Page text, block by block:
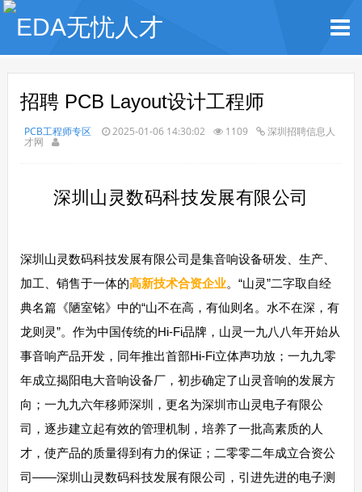
招聘 PCB Layout设计工程师
PCB工程师专区 2025-01-06 14:30:02 1109 深圳招聘信息人
才网
深圳山灵数码科技发展有限公司
深圳山灵数码科技发展有限公司是集音响设备研发、生产、
加工、销售于一体的高新技术合资企业。“山灵”二字取自经
典名篇《陋室铭》中的“山不在高，有仙则名。水不在深，有
龙则灵”。作为中国传统的Hi-Fi品牌，山灵一九八八年开始从
事音响产品开发，同年推出首部Hi-Fi立体声功放；一九九零
年成立揭阳电大音响设备厂，初步确定了山灵音响的发展方
向；一九九六年移师深圳，更名为深圳市山灵电子有限公
司，逐步建立起有效的管理机制，培养了一批高素质的人
才，使产品的质量得到有力的保证；二零零二年成立合资公
司——深圳山灵数码科技发展有限公司，引进先进的电子测